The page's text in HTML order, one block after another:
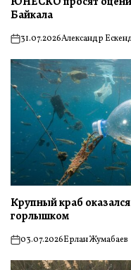
Байкала
on31.07.2026Александр
Крупный краб
горлышком
on03.07.2026Ерлан Жумабаев